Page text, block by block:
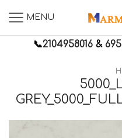
MENU
📞2104958016 &